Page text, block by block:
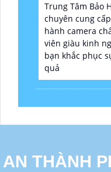
Trung Tâm Bảo
chuyên cung
hành camera
viên giàu kinh
bạn khắc phục
quả
AN THÀNH